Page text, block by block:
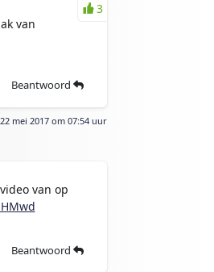
van
Beantwoord
mei 2017 om 07:54 uur
3
van op
Beantwoord